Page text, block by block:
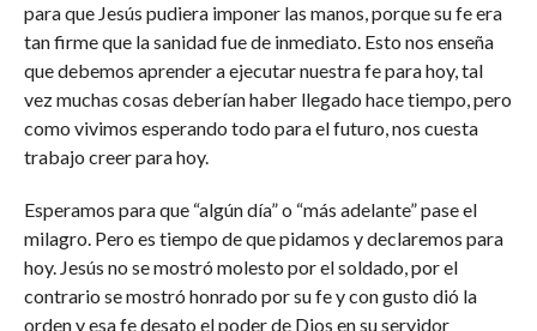
para que Jesús pudiera imponer las manos, porque su fe era
tan firme que la sanidad fue de inmediato. Esto nos enseña
que debemos aprender a ejecutar nuestra fe para hoy, tal
vez muchas cosas deberían haber llegado hace tiempo, pero
como vivimos esperando todo para el futuro, nos cuesta
trabajo creer para hoy.
Esperamos para que “algún día” o “más adelante” pase el
milagro. Pero es tiempo de que pidamos y declaremos para
hoy. Jesús no se mostró molesto por el soldado, por el
contrario se mostró honrado por su fe y con gusto dió la
orden y esa fe desato el poder de Dios en su servidor